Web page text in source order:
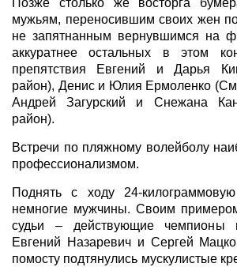
Позже столько же восторга
мужьям, переносившим своих жен
не запятнанным вернувшимся на
аккуратнее остальных в этом
препятствия Евгений и Дарья
район), Денис и Юлия Ермоленко
Андрей Загурский и Снежана
район).
Встречи по пляжному волейболу
профессионализмом.
Поднять с ходу 24-
немногие мужчины. Своим
судьи – действующие чемпионы
Евгений Назаревич и Сергей
помосту подтянулись мускулистые